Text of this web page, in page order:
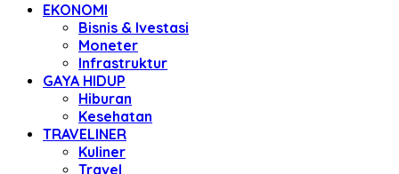
EKONOMI
Bisnis & Ivestasi
Moneter
Infrastruktur
GAYA HIDUP
Hiburan
Kesehatan
TRAVELINER
Kuliner
Travel